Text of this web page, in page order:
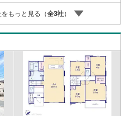
チャイルドスペース、授乳室、ベビ
ファミリーに優しい『あったら良い
ルク用浄水サーバー、紙おむつ、ア
部屋、各ブースモニター等
もっと見る（全3社）